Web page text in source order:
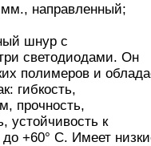
направленный;
шнур с
светодиодами. Он
полимеров и
гибкость,
прочность,
устойчивость к
+60° С. Имеет